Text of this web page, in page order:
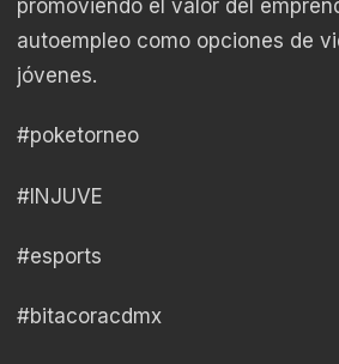
promoviendo el valor del
autoempleo como opciones de
jóvenes.
#poketorneo
#INJUVE
#esports
#bitacoracdmx